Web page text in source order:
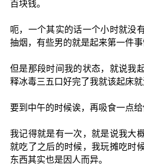
百块钱。
呃，一个其实的话一个小时就没
抽烟，有些男的就是起来第一件
但是那段时间我的状态，就说我
释冰毒三五口好完了我就该起床就
要到中午的时候诶，再吸食一点
我记得就是有一次，就是说我大
就吃了之后的时候，我玩摊吃时
东西其实也是因人而异。